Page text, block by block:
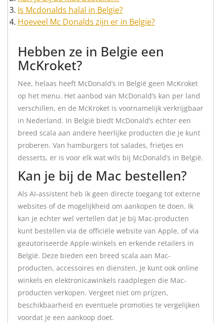
Is Mcdonalds halal in Belgie?
Hoeveel Mc Donalds zijn er in Belgie?
Hebben ze in Belgie een
McKroket?
Nee, helaas heeft McDonald’s in België geen McKroket
op het menu. Het aanbod van McDonald’s kan per land
verschillen, en de McKroket is voornamelijk verkrijgbaar
in Nederland. In België biedt McDonald’s echter een
breed scala aan andere heerlijke producten die je kunt
proberen. Van hamburgers tot salades, frietjes en
desserts, er is voor elk wat wils bij McDonald’s in België.
Kan je bij de Mac bestellen?
Als AI-assistent heb ik geen directe toegang tot externe
websites of de mogelijkheid om aankopen te doen. Ik
kan je echter wel vertellen dat je bij Mac-producten
kunt bestellen via de officiële website van Apple, of via
geautoriseerde Apple-winkels en erkende retailers in
België. Deze bieden een breed scala aan Mac-
producten, accessoires en diensten. Je kunt ook online
winkels en elektronicawinkels raadplegen die Mac-
producten verkopen. Vergeet niet om prijzen,
beschikbaarheid en eventuele promoties te vergelijken
voordat je een aankoop doet.